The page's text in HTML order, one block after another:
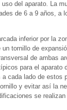
del aparato. La
de 6 a 9 años, a
inferior por la
tornillo de
de ambas
para el
cada lado de estos
y evitar así la
se